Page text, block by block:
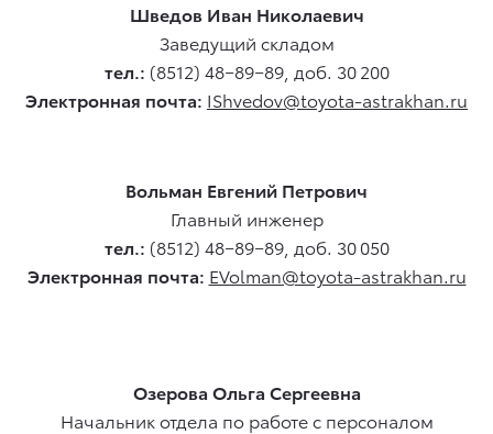
Шведов Иван Николаевич
Заведущий складом
тел.: (8512) 48−89−89, доб. 30 200
Электронная почта: IShvedov@toyota-astrakhan.ru
Вольман Евгений Петрович
Главный инженер
тел.: (8512) 48−89−89, доб. 30 050
Электронная почта: EVolman@toyota-astrakhan.ru
Озерова Ольга Сергеевна
Начальник отдела по работе с персоналом